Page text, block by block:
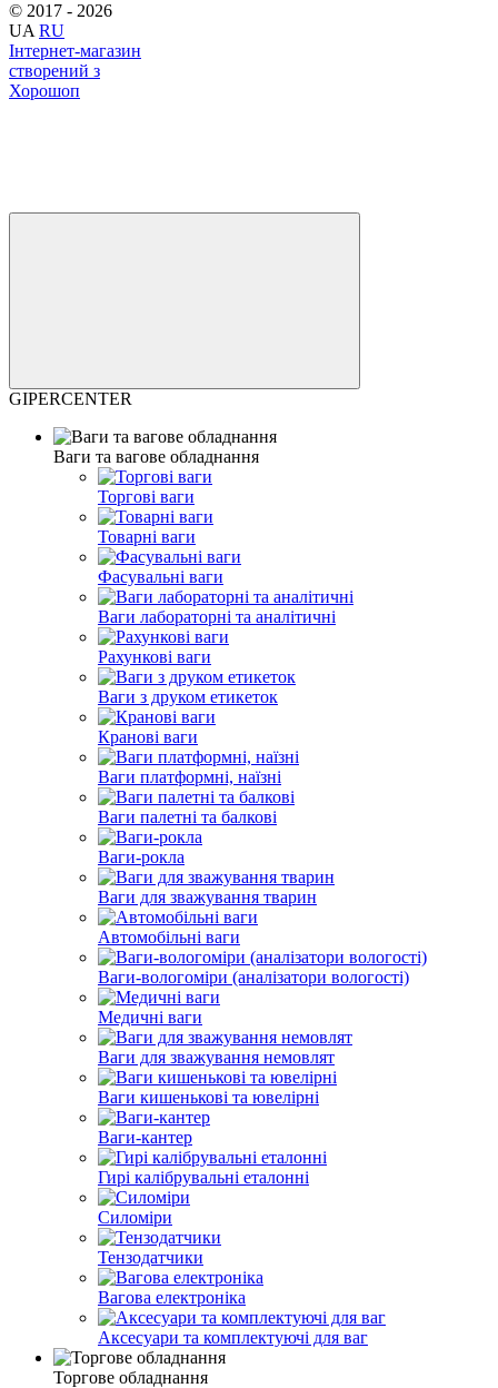
© 2017 - 2026
UA RU
Інтернет-магазин
створений з
Хорошоп
GIPERCENTER
Ваги та вагове обладнання
Торгові ваги
Товарні ваги
Фасувальні ваги
Ваги лабораторні та аналітичні
Рахункові ваги
Ваги з друком етикеток
Кранові ваги
Ваги платформні, наїзні
Ваги палетні та балкові
Ваги-рокла
Ваги для зважування тварин
Автомобільні ваги
Ваги-вологоміри (аналізатори вологості)
Медичні ваги
Ваги для зважування немовлят
Ваги кишенькові та ювелірні
Ваги-кантер
Гирі калібрувальні еталонні
Силоміри
Тензодатчики
Вагова електроніка
Аксесуари та комплектуючі для ваг
Торгове обладнання